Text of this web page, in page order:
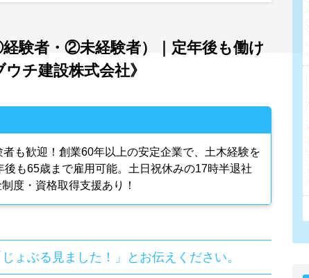
験者・②未経験者）｜定年後も働け
チ建設株式会社》
も歓迎！創業60年以上の安定企業で、土木経験を
も65歳まで雇用可能。土日祝休みの17時半退社
度・資格取得支援あり！
ょぶる見ました！」とお伝えください。